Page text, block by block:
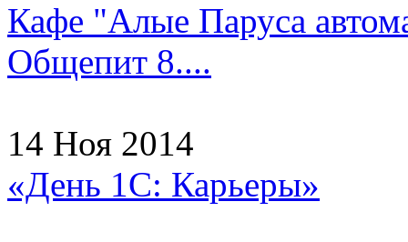
Кафе "Алые Паруса
Общепит 8....
14 Ноя 2014
«День 1С: Карьеры»